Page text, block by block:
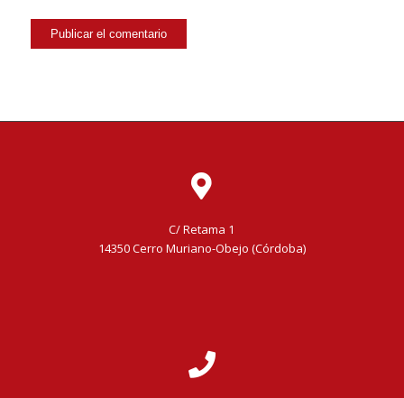
C/ Retama 1
14350 Cerro Muriano-Obejo (Córdoba)